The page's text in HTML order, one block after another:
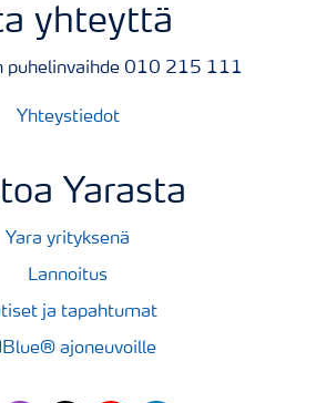
yhteyttä
puhelinvaihde 010 215 111
Yhteystiedot
Yarasta
Yara yrityksenä
Lannoitus
ja tapahtumat
ajoneuvoille